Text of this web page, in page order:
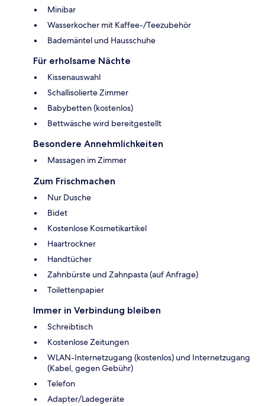
Minibar
Wasserkocher mit Kaffee-/Teezubehör
Bademäntel und Hausschuhe
Für erholsame Nächte
Kissenauswahl
Schallisolierte Zimmer
Babybetten (kostenlos)
Bettwäsche wird bereitgestellt
Besondere Annehmlichkeiten
Massagen im Zimmer
Zum Frischmachen
Nur Dusche
Bidet
Kostenlose Kosmetikartikel
Haartrockner
Handtücher
Zahnbürste und Zahnpasta (auf Anfrage)
Toilettenpapier
Immer in Verbindung bleiben
Schreibtisch
Kostenlose Zeitungen
WLAN-Internetzugang (kostenlos) und Internetzugang
(Kabel, gegen Gebühr)
Telefon
Adapter/Ladegeräte